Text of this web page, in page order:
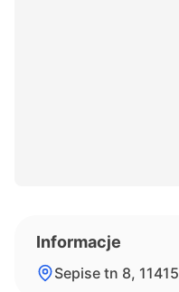
Informacje
Sepise tn 8, 11415